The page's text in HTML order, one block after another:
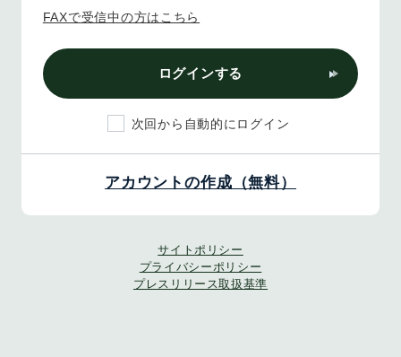
FAXで受信中の方はこちら
ログインする
次回から自動的にログイン
アカウントの作成（無料）
サイトポリシー
プライバシーポリシー
プレスリリース取扱基準